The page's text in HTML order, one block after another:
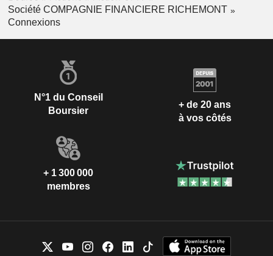
Société COMPAGNIE FINANCIERE RICHEMONT
Connexions
N°1 du Conseil
Boursier
+ de 20 ans
à vos côtés
+ 1 300 000
membres